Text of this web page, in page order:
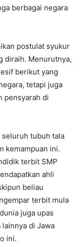
berbagai negara
postulat syukur
diraih. Menurutnya,
berikut yang
tetapi juga
pensyarah di
seluruh tubuh tala
kemampuan ini.
terbit SMP
ahli
beliau
terbit mula
juga upas
di Jawa
ini.